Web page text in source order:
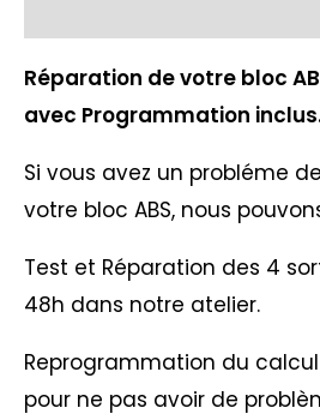
Réparation de votre bloc
avec Programmation
Si vous avez un probléme
votre bloc ABS, nous
Test et Réparation des 4
48h dans notre atelier.
Reprogrammation du
pour ne pas avoir de